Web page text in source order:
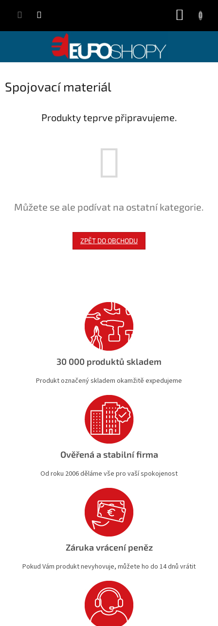
Spojovací materiál
Produkty teprve připravujeme.
Můžete se ale podívat na ostatní kategorie.
ZPĚT DO OBCHODU
30 000 produktů skladem
Produkt označený skladem okamžitě expedujeme
Ověřená a stabilní firma
Od roku 2006 děláme vše pro vaší spokojenost
Záruka vrácení peněz
Pokud Vám produkt nevyhovuje, můžete ho do 14 dnů vrátit